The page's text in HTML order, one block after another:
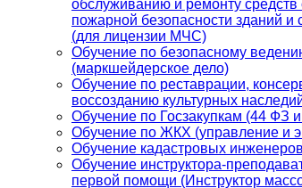
обслуживанию и ремонту средств
пожарной безопасности зданий и
(для лицензии МЧС)
Обучение по безопасному
(маркшейдерское дело)
Обучение по реставрации,
воссозданию культурных
Обучение по Госзакупкам (44 ФЗ
Обучение по ЖКХ (управление и
Обучение кадастровых инженеров
Обучение инструктора-
первой помощи (Инструктор